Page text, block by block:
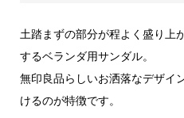
土踏まずの部分が程よく盛り上
するベランダ用サンダル。
無印良品らしいお洒落なデザイ
けるのが特徴です。